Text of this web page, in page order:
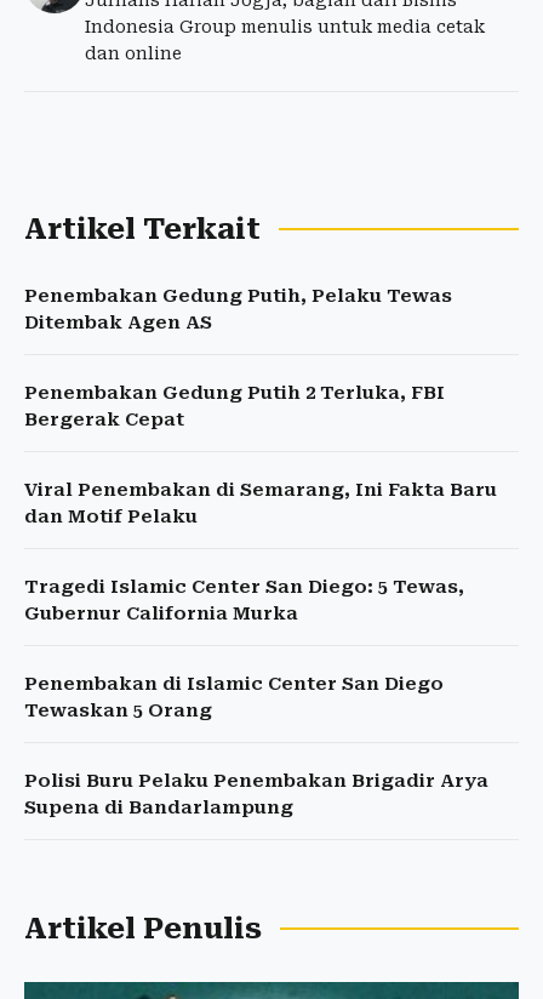
Indonesia Group menulis untuk media cetak
dan online
Artikel Terkait
Penembakan Gedung Putih, Pelaku Tewas
Ditembak Agen AS
Penembakan Gedung Putih 2 Terluka, FBI
Bergerak Cepat
Viral Penembakan di Semarang, Ini Fakta Baru
dan Motif Pelaku
Tragedi Islamic Center San Diego: 5 Tewas,
Gubernur California Murka
Penembakan di Islamic Center San Diego
Tewaskan 5 Orang
Polisi Buru Pelaku Penembakan Brigadir Arya
Supena di Bandarlampung
Artikel Penulis